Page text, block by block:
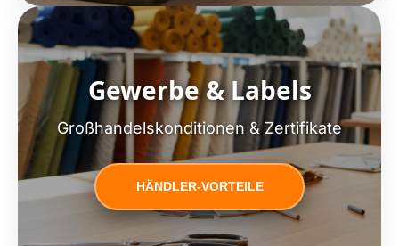
Gewerbe & Labels
Großhandelskonditionen & Zertifikate
HÄNDLER-VORTEILE